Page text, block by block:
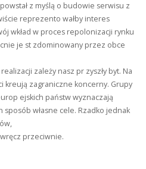
z myślą o budowie serwisu z
reprezento wałby interes
wkład w proces repolonizacji rynku
je st zdominowany przez obce
zależy nasz pr zyszły byt. Na
kreują zagraniczne koncerny. Grupy
ejskich państw wyznaczają
sposób własne cele. Rzadko jednak
przeciwnie.